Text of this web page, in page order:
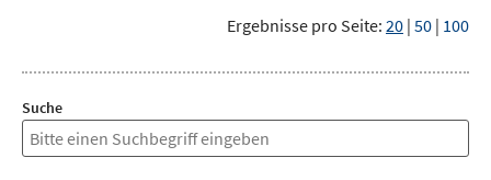
Ergebnisse pro Seite: 20 | 50 | 100
Suche